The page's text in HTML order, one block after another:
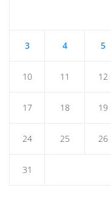
3 4 5
10 11 12
17 18 19
24 25 26
31